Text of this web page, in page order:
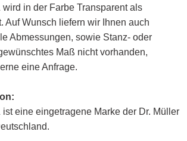
in der Farbe Transparent als
Auf Wunsch liefern wir Ihnen auch
Abmessungen, sowie Stanz- oder
Maß nicht vorhanden,
eine Anfrage.
eine eingetragene Marke der Dr. Müller